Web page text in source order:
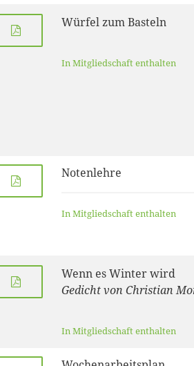
Würfel zum Basteln
In Mitgliedschaft enthalten
Notenlehre
In Mitgliedschaft enthalten
Wenn es Winter wird
Gedicht von Christian
In Mitgliedschaft enthalten